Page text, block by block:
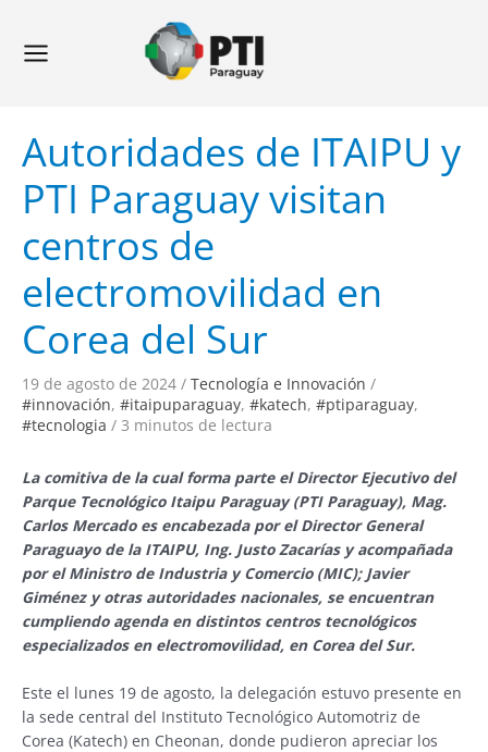
contenido
Menu
Autoridades de ITAIPU y
PTI Paraguay visitan
centros de
electromovilidad en
Corea del Sur
19 de agosto de 2024 / Tecnología e Innovación /
#innovación, #itaipuparaguay, #katech, #ptiparaguay,
#tecnologia / 3 minutos de lectura
La comitiva de la cual forma parte el Director Ejecutivo del
Parque Tecnológico Itaipu Paraguay (PTI Paraguay), Mag.
Carlos Mercado es encabezada por el Director General
Paraguayo de la ITAIPU, Ing. Justo Zacarías y acompañada
por el Ministro de Industria y Comercio (MIC); Javier
Giménez y otras autoridades nacionales, se encuentran
cumpliendo agenda en distintos centros tecnológicos
especializados en electromovilidad, en Corea del Sur.
Este el lunes 19 de agosto, la delegación estuvo presente en
la sede central del Instituto Tecnológico Automotriz de
Corea (Katech) en Cheonan, donde pudieron apreciar los
entradas